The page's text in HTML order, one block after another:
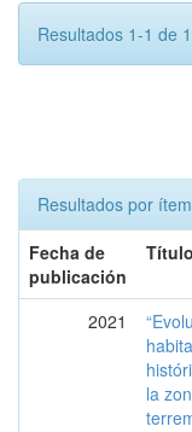
Resultados 1-1 de
Resultados por
Fecha de
publicación
Título
2021
la